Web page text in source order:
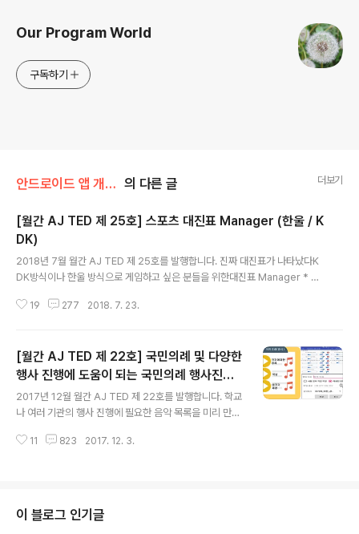
Our Program World
구독하기
안드로이드 앱 개발 이야기 의 다른 글 더보기
[월간 AJ TED 제 25호] 스포츠 대진표 Manager (한울 / K
DK)
2018년 7월 월간 AJ TED 제 25호를 발행합니다. 진짜 대진표가 나타났다K
DK방식이나 한울 방식으로 게임하고 싶은 분들을 위한대진표 Manager * 이
게 사용할 수 있나요? 구글플레이: https://play.google.com/store/apps/
트폰에서 모두사용가능) : https://www.tennisten.com * "대진표 Manag
er"는 어떤 기능이 있나요? 1. 대회를 승점방식/게임합(스코어)방식/승률방식
19 277 2018. 7. 23.
[월간 AJ TED 제 22호] 국민의례 및 다양한
행사 진행에 도움이 되는 국민의례 행사진행
앱입니다.
2017년 12월 월간 AJ TED 제 22호를 발행합니다. 학교
나 여러 기관의 행사 진행에 필요한 음악 목록을 미리 만들
사진행 App입니다. * 이번에 개발한 앱(App)의 제목은
ngmusic*"국민의례 행사진행"은 어떤 기능이 있나요?학
교나 여러 기관의 행사 진행에 필요한 음악 목록을 미리 만
11 823 2017. 12. 3.
이 블로그 인기글